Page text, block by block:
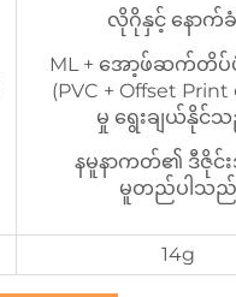
လိုဂိုနှင့် နောက်
ML + အော့ဖ်ဆက်တိပ်ပုံ
(PVC + Offset Print
မှု ရွေးချယ်နိုင်
နမူနာကတ်၏ ဒီဇိုင်း
မူတည်ပါသည်
14g